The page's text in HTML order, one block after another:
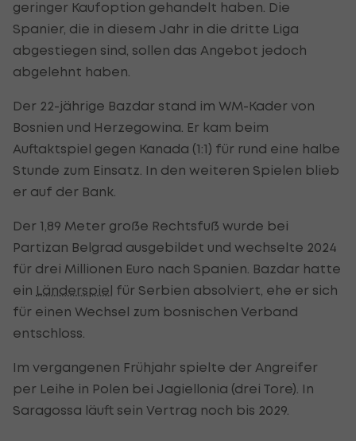
geringer Kaufoption gehandelt haben. Die
Spanier, die in diesem Jahr in die dritte Liga
abgestiegen sind, sollen das Angebot jedoch
abgelehnt haben.
Der 22-jährige Bazdar stand im WM-Kader von
Bosnien und Herzegowina. Er kam beim
Auftaktspiel gegen Kanada (1:1) für rund eine halbe
Stunde zum Einsatz. In den weiteren Spielen blieb
er auf der Bank.
Der 1,89 Meter große Rechtsfuß wurde bei
Partizan Belgrad ausgebildet und wechselte 2024
für drei Millionen Euro nach Spanien. Bazdar hatte
ein Länderspiel für Serbien absolviert, ehe er sich
für einen Wechsel zum bosnischen Verband
entschloss.
Im vergangenen Frühjahr spielte der Angreifer
per Leihe in Polen bei Jagiellonia (drei Tore). In
Saragossa läuft sein Vertrag noch bis 2029.